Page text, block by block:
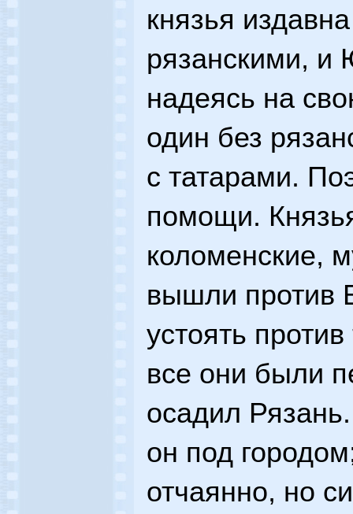
князья
рязанскими, и
надеясь на
один без
с татарами.
помощи.
коломенские,
вышли против
устоять
все они были
осадил
он под
отчаянно, но